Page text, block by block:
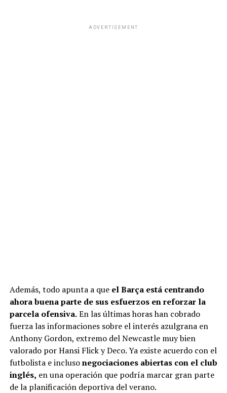
ADVERTISEMENT
Además, todo apunta a que el Barça está centrando
ahora buena parte de sus esfuerzos en reforzar la
parcela ofensiva.En las últimas horas han cobrado
fuerza las informaciones sobre el interés azulgrana en
Anthony Gordon, extremo del Newcastle muy bien
valorado por Hansi Flick y Deco. Ya existe acuerdo con el
futbolista e inclusonegociaciones abiertas con el club
inglés, en una operación que podría marcar gran parte
de la planificación deportiva del verano.